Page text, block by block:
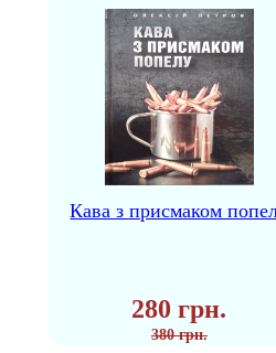
Кава з присмаком
280 грн.
380 грн.